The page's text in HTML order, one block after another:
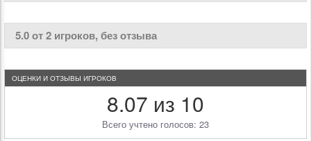
5.0 от 2 игроков, без отзыва
ОЦЕНКИ И ОТЗЫВЫ ИГРОКОВ
8.07 из 10
Всего учтено голосов: 23